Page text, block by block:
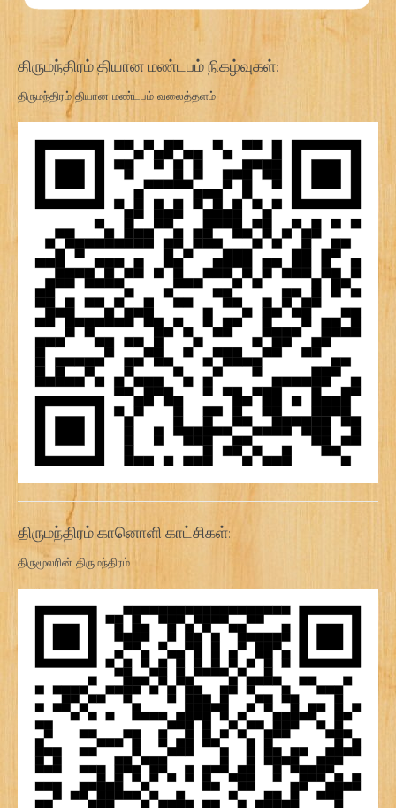
திருமந்திரம் தியான மண்டபம் நிகழ்வுகள்:
திருமந்திரம் தியான மண்டபம் வலைத்தளம்
திருமந்திரம் கானொளி காட்சிகள்:
திருமூலரின் திருமந்திரம்